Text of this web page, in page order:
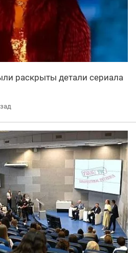
раскрыты детали сериала